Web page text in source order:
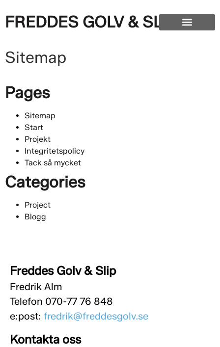
FREDDES GOLV & SLIP
Sitemap
Pages
Sitemap
Start
Projekt
Integritetspolicy
Tack så mycket
Categories
Project
Blogg
Freddes Golv & Slip
Fredrik Alm
Telefon 070-77 76 848
e:post: fredrik@freddesgolv.se
Kontakta oss